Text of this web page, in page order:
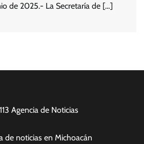
de 2025.- La Secretaría de […]
Agencia de Noticias
de noticias en Michoacán